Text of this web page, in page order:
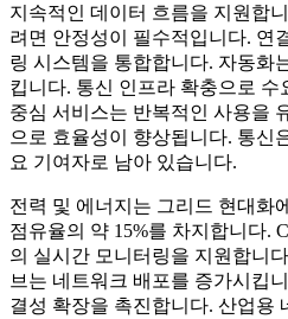
지속적인 데이터 흐름을 지원합
려면 안정성이 필수적입니다. 연
링 시스템을 통합합니다. 자동화
킵니다. 통신 인프라 확충으로 수
중심 서비스는 반복적인 사용을
으로 효율성이 향상됩니다. 통신
요 기여자로 남아 있습니다.
전력 및 에너지는 그리드 현대화
점유율의 약 15%를 차지합니다.
의 실시간 모니터링을 지원합니
브는 네트워크 배포를 증가시킵
결성 확장을 촉진합니다. 산업용